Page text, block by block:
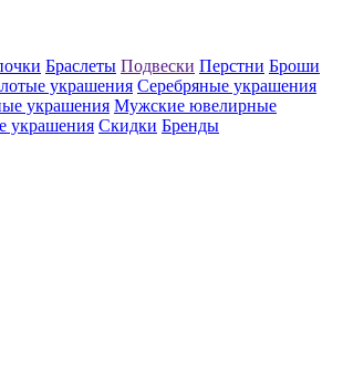
Браслеты Подвески Перстни Броши
украшения Серебряные украшения
украшения Мужские ювелирные
украшения Скидки Бренды